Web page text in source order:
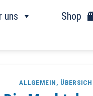
uns Shop
ALLGEMEIN ,